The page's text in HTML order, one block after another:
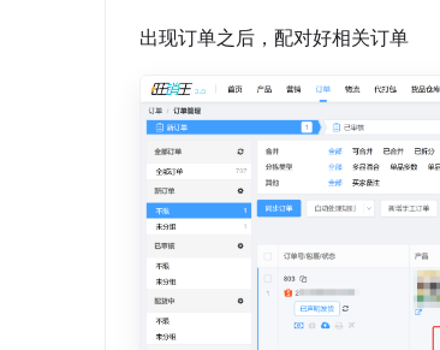
出现订单之后，配对好相关订单